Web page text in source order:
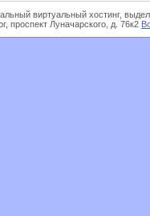
виртуальный хостинг,
проспект Луначарского, д. 76к2